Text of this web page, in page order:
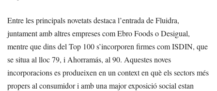
Entre les principals novetats destaca l’entrada de Fluidra,
juntament amb altres empreses com Ebro Foods o Desigual,
mentre que dins del Top 100 s’incorporen firmes com ISDIN, que
se situa al lloc 79, i Ahorramás, al 90. Aquestes noves
incorporacions es produeixen en un context en què els sectors més
propers al consumidor i amb una major exposició social estan